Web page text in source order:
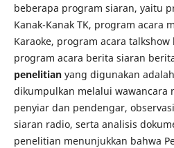
beberapa program siaran, yaitu
Kanak-Kanak TK, program acara
Karaoke, program acara
program acara berita siaran
penelitianyang digunakan
dikumpulkan melalui wawancara
penyiar dan pendengar,
siaran radio, serta analisis
penelitian menunjukkan bahwa